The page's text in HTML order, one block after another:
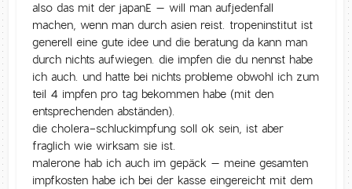
also das mit der japanE – will man aufjedenfall
machen, wenn man durch asien reist. tropeninstitut ist
generell eine gute idee und die beratung da kann man
durch nichts aufwiegen. die impfen die du nennst habe
ich auch. und hatte bei nichts probleme obwohl ich zum
teil 4 impfen pro tag bekommen habe (mit den
entsprechenden abständen).
die cholera-schluckimpfung soll ok sein, ist aber
fraglich wie wirksam sie ist.
malerone hab ich auch im gepäck – meine gesamten
impfkosten habe ich bei der kasse eingereicht mit dem